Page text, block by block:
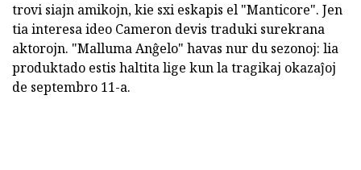
trovi siajn amikojn, kie sxi eskapis el "Manticore". Jen
tia interesa ideo Cameron devis traduki surekrana
aktorojn. "Malluma Anĝelo" havas nur du sezonoj: lia
produktado estis haltita lige kun la tragikaj okazaĵoj
de septembro 11-a.